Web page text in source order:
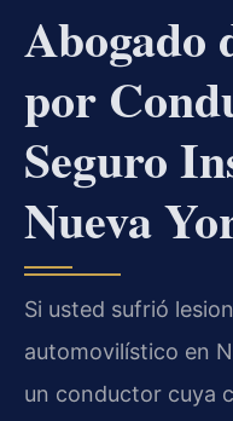
Abogado
por
Seguro
Nueva
Si usted sufrió
automovilístico en
un conductor cuya